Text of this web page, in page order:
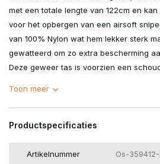
met een totale lengte van 122cm en
voor het opbergen van een airsoft
van 100% Nylon wat hem lekker sterk
gewatteerd om zo extra bescherming
Deze geweer tas is voorzien een
Toon meer
Productspecificaties
Artikelnummer Os-359412-